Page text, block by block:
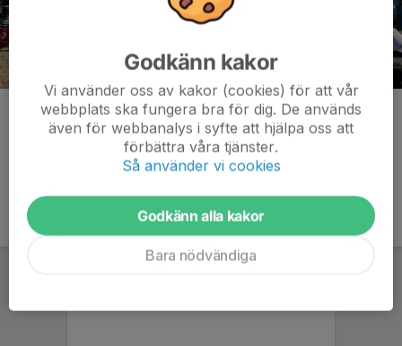
Kommentarer
Godkänn kakor
Vi använder oss av kakor (cookies) för att vår
webbplats ska fungera bra för dig. De används
även för webbanalys i syfte att hjälpa oss att
förbättra våra tjänster.
Så använder vi cookies
Godkänn alla kakor
Bara nödvändiga